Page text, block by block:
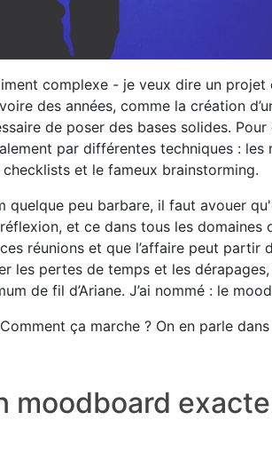
complexe - je veux dire un
des années, comme la création
de poser des bases solides.
par différentes techniques :
et le fameux brainstorming.
quelque peu barbare, il faut avouer
et ce dans tous les domaines
réunions et que l’affaire peut partir
les pertes de temps et les
de fil d’Ariane. J’ai nommé : le
ça marche ? On en parle
moodboard